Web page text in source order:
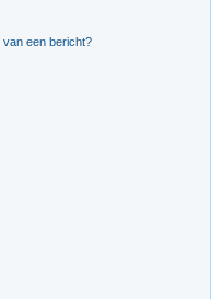
een bericht?